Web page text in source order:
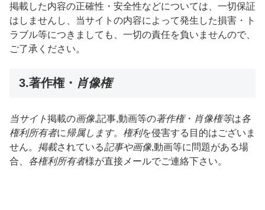
掲載した内容の正確性・安全性などについては、一切保証
はしませんし、当サイトの内容によって発生した損害・ト
ラブル等につきましても、一切の責任を負いませんので、
ご了承ください。
3.著作権・ 肖像権
当サイト掲載の画像,記事,動画等の著作権・ 肖像権等は各
権利所有者​に 帰属します。 権利を侵害する目的はございま
せん。 掲載されている記事や画像,動画​等に問題がある場
合、 各権利所有者様が直接メールでご連絡下さい。